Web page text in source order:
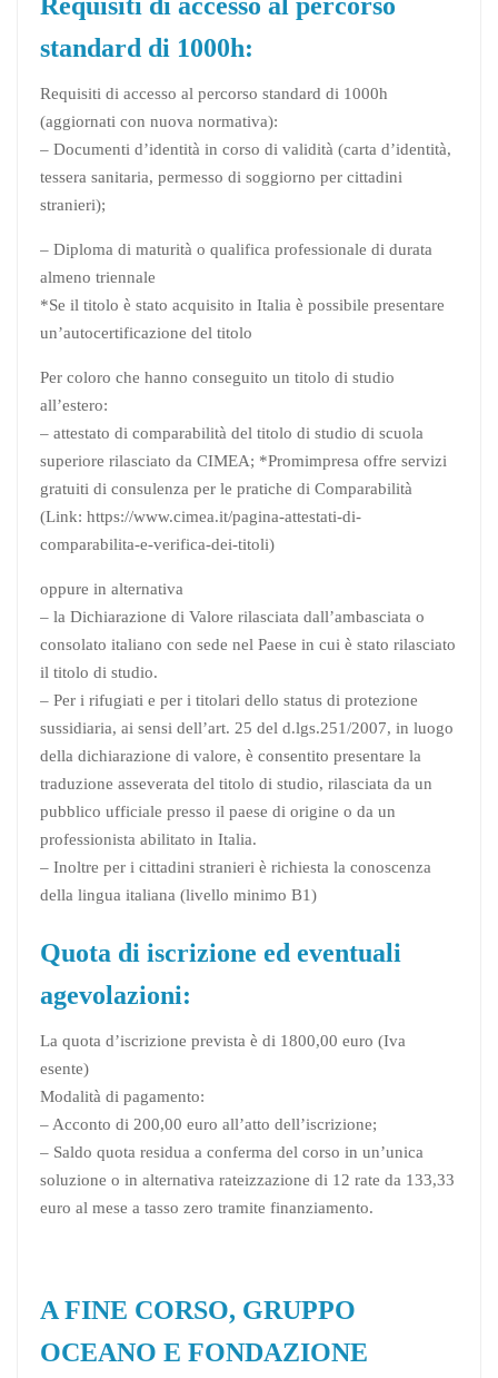
standard di 1000h:
Requisiti di accesso al percorso standard di 1000h
(aggiornati con nuova normativa):
– Documenti d’identità in corso di validità (carta d’identità,
tessera sanitaria, permesso di soggiorno per cittadini
stranieri);
– Diploma di maturità o qualifica professionale di durata
almeno triennale
*Se il titolo è stato acquisito in Italia è possibile presentare
un’autocertificazione del titolo
Per coloro che hanno conseguito un titolo di studio
all’estero:
– attestato di comparabilità del titolo di studio di scuola
superiore rilasciato da CIMEA; *Promimpresa offre servizi
gratuiti di consulenza per le pratiche di Comparabilità
(Link: https://www.cimea.it/pagina-attestati-di-
comparabilita-e-verifica-dei-titoli)
oppure in alternativa
– la Dichiarazione di Valore rilasciata dall’ambasciata o
consolato italiano con sede nel Paese in cui è stato rilasciato
il titolo di studio.
– Per i rifugiati e per i titolari dello status di protezione
sussidiaria, ai sensi dell’art. 25 del d.lgs.251/2007, in luogo
della dichiarazione di valore, è consentito presentare la
traduzione asseverata del titolo di studio, rilasciata da un
pubblico ufficiale presso il paese di origine o da un
professionista abilitato in Italia.
– Inoltre per i cittadini stranieri è richiesta la conoscenza
della lingua italiana (livello minimo B1)
Quota di iscrizione ed eventuali
agevolazioni:
La quota d’iscrizione prevista è di 1800,00 euro (Iva
esente)
Modalità di pagamento:
– Acconto di 200,00 euro all’atto dell’iscrizione;
– Saldo quota residua a conferma del corso in un’unica
soluzione o in alternativa rateizzazione di 12 rate da 133,33
euro al mese a tasso zero tramite finanziamento.
A FINE CORSO, GRUPPO
OCEANO E FONDAZIONE